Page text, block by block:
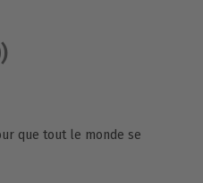
que tout le monde se